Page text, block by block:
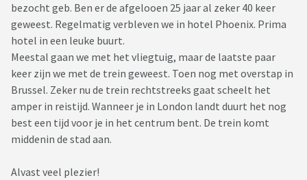
bezocht geb. Ben er de afgelooen 25 jaar al zeker 40 keer
geweest. Regelmatig verbleven we in hotel Phoenix. Prima
hotel in een leuke buurt.
Meestal gaan we met het vliegtuig, maar de laatste paar
keer zijn we met de trein geweest. Toen nog met overstap in
Brussel. Zeker nu de trein rechtstreeks gaat scheelt het
amper in reistijd. Wanneer je in London landt duurt het nog
best een tijd voor je in het centrum bent. De trein komt
middenin de stad aan.
Alvast veel plezier!